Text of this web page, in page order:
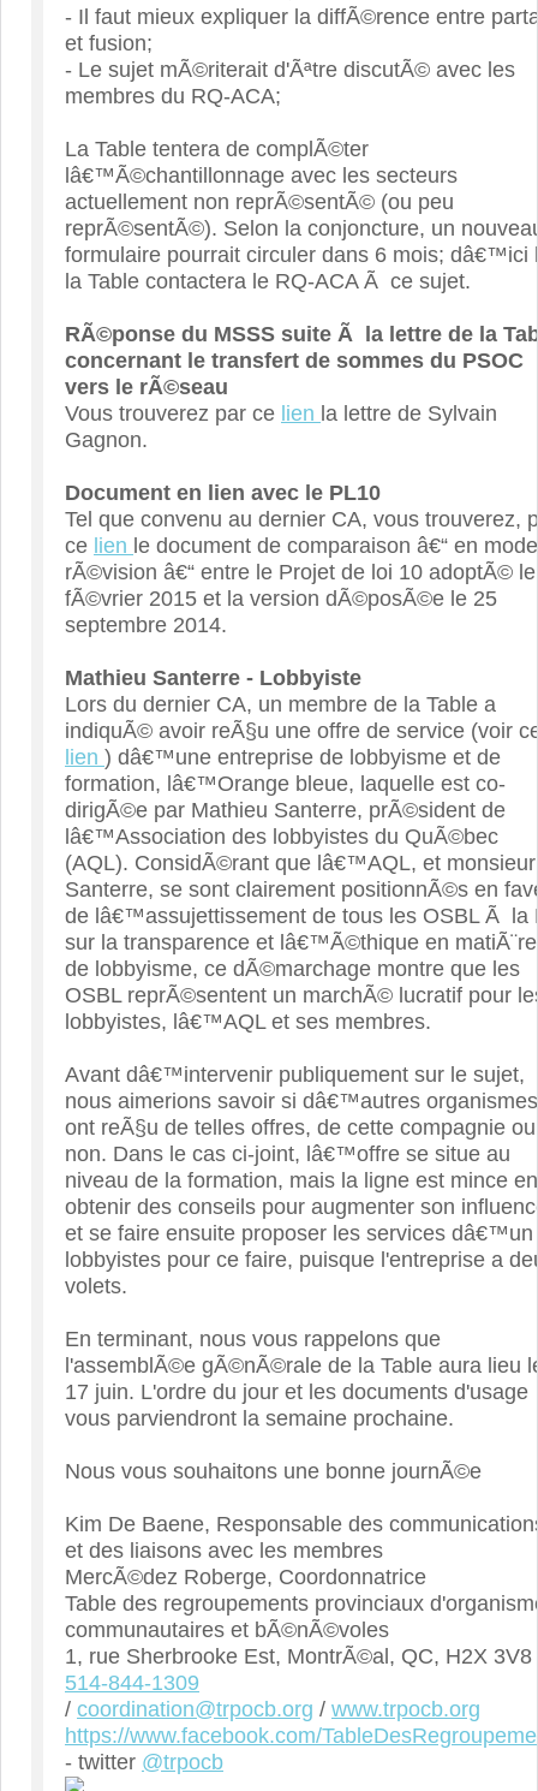
- Il faut mieux expliquer la diffÃ©rence entre
et fusion;
- Le sujet mÃ©riterait d'Ãªtre discutÃ© avec les
membres du RQ-ACA;
La Table tentera de complÃ©ter
lâ€™Ã©chantillonnage avec les secteurs
actuellement non reprÃ©sentÃ© (ou peu
reprÃ©sentÃ©). Selon la conjoncture, un
formulaire pourrait circuler dans 6 mois; dâ€™ici
la Table contactera le RQ-ACA Ã ce sujet.
RÃ©ponse du MSSS suite Ã la lettre de la
concernant le transfert de sommes du PSOC
vers le rÃ©seau
Vous trouverez par ce lien la lettre de Sylvain
Gagnon.
Document en lien avec le PL10
Tel que convenu au dernier CA, vous trouverez,
ce lien le document de comparaison â€“ en mode
rÃ©vision â€“ entre le Projet de loi 10 adoptÃ©
fÃ©vrier 2015 et la version dÃ©posÃ©e le 25
septembre 2014.
Mathieu Santerre - Lobbyiste
Lors du dernier CA, un membre de la Table a
indiquÃ© avoir reÃ§u une offre de service (voir
lien ) dâ€™une entreprise de lobbyisme et de
formation, lâ€™Orange bleue, laquelle est co-
dirigÃ©e par Mathieu Santerre, prÃ©sident de
lâ€™Association des lobbyistes du QuÃ©bec
(AQL). ConsidÃ©rant que lâ€™AQL, et monsieur
Santerre, se sont clairement positionnÃ©s en
de lâ€™assujettissement de tous les OSBL Ã la
sur la transparence et lâ€™Ã©thique en matiÃ¨re
de lobbyisme, ce dÃ©marchage montre que les
OSBL reprÃ©sentent un marchÃ© lucratif pour
lobbyistes, lâ€™AQL et ses membres.
Avant dâ€™intervenir publiquement sur le sujet,
nous aimerions savoir si dâ€™autres organismes
ont reÃ§u de telles offres, de cette compagnie ou
non. Dans le cas ci-joint, lâ€™offre se situe au
niveau de la formation, mais la ligne est mince
obtenir des conseils pour augmenter son
et se faire ensuite proposer les services dâ€™un
lobbyistes pour ce faire, puisque l'entreprise a
volets.
En terminant, nous vous rappelons que
l'assemblÃ©e gÃ©nÃ©rale de la Table aura lieu
17 juin. L'ordre du jour et les documents d'usage
vous parviendront la semaine prochaine.
Nous vous souhaitons une bonne journÃ©e
Kim De Baene, Responsable des
et des liaisons avec les membres
MercÃ©dez Roberge, Coordonnatrice
Table des regroupements provinciaux
communautaires et bÃ©nÃ©voles
1, rue Sherbrooke Est, MontrÃ©al, QC, H2X 3V8
514-844-1309
/ coordination@trpocb.org / www.trpocb.org
https://www.facebook.com/
- twitter @trpocb